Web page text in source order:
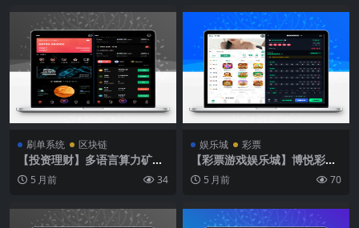
刷单系统 区块链
【投资理财】多语言算力矿机
源码/im即时通讯/FIL线性释
放 5 月前 34
娱乐城 彩票
【彩票游戏娱乐城】博悦彩票
娱乐城搭建/全开源版本
5 月前 70